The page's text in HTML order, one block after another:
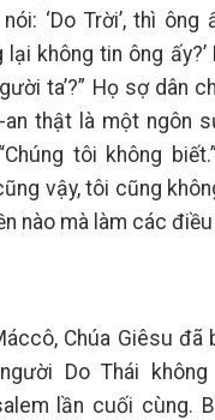
‘Do Trời’, thì
lại không tin ông
ta’?” Họ sợ dân
an thật là một ngôn
tôi không
vậy, tôi cũng
nào mà làm các điều
Chúa Giêsu đã
Do Thái
lần cuối cùng.